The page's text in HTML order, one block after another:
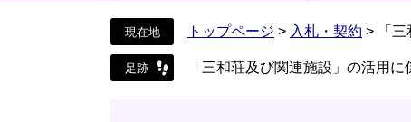
文
トップページ > 入札・契約 > 「
「三和荘及び関連施設」の活用